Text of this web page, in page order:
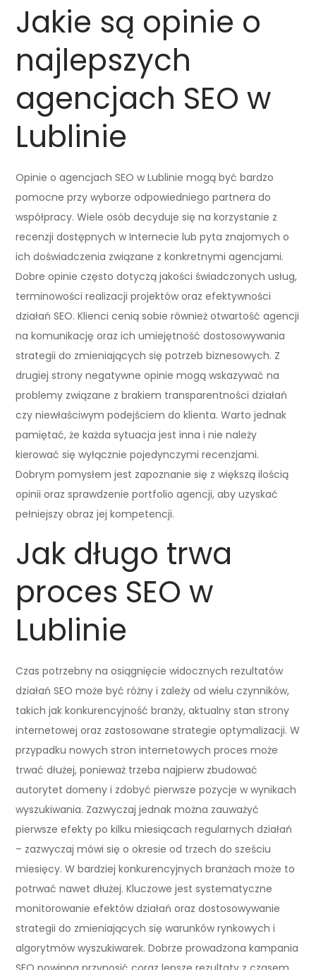
Jakie są opinie o
najlepszych
agencjach SEO w
Lublinie
Opinie o agencjach SEO w Lublinie mogą być bardzo
pomocne przy wyborze odpowiedniego partnera do
współpracy. Wiele osób decyduje się na korzystanie z
recenzji dostępnych w Internecie lub pyta znajomych o
ich doświadczenia związane z konkretnymi agencjami.
Dobre opinie często dotyczą jakości świadczonych usług,
terminowości realizacji projektów oraz efektywności
działań SEO. Klienci cenią sobie również otwartość agencji
na komunikację oraz ich umiejętność dostosowywania
strategii do zmieniających się potrzeb biznesowych. Z
drugiej strony negatywne opinie mogą wskazywać na
problemy związane z brakiem transparentności działań
czy niewłaściwym podejściem do klienta. Warto jednak
pamiętać, że każda sytuacja jest inna i nie należy
kierować się wyłącznie pojedynczymi recenzjami.
Dobrym pomysłem jest zapoznanie się z większą ilością
opinii oraz sprawdzenie portfolio agencji, aby uzyskać
pełniejszy obraz jej kompetencji.
Jak długo trwa
proces SEO w
Lublinie
Czas potrzebny na osiągnięcie widocznych rezultatów
działań SEO może być różny i zależy od wielu czynników,
takich jak konkurencyjność branży, aktualny stan strony
internetowej oraz zastosowane strategie optymalizacji. W
przypadku nowych stron internetowych proces może
trwać dłużej, ponieważ trzeba najpierw zbudować
autorytet domeny i zdobyć pierwsze pozycje w wynikach
wyszukiwania. Zazwyczaj jednak można zauważyć
pierwsze efekty po kilku miesiącach regularnych działań
– zazwyczaj mówi się o okresie od trzech do sześciu
miesięcy. W bardziej konkurencyjnych branżach może to
potrwać nawet dłużej. Kluczowe jest systematyczne
monitorowanie efektów działań oraz dostosowywanie
strategii do zmieniających się warunków rynkowych i
algorytmów wyszukiwarek. Dobrze prowadzona kampania